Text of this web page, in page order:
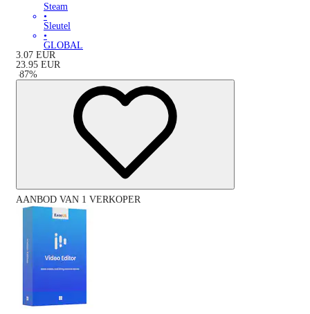
Steam
•
Sleutel
•
GLOBAL
3.07 EUR
23.95 EUR
-87%
AANBOD VAN 1 VERKOPER